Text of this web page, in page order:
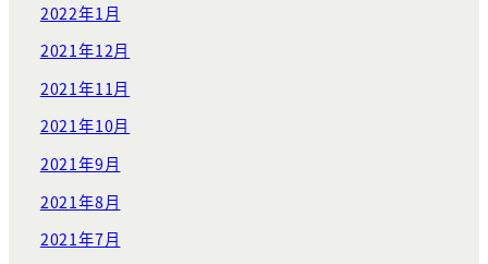
2022年1月
2021年12月
2021年11月
2021年10月
2021年9月
2021年8月
2021年7月